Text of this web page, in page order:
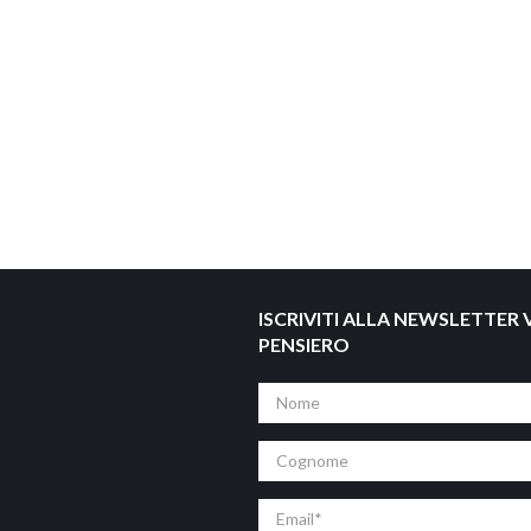
ISCRIVITI ALLA NEWSLETTER
PENSIERO
Nome
Cognome
Email